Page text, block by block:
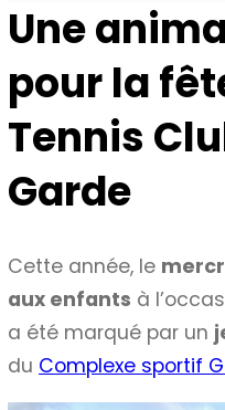
Une
pour la
Tennis
Garde
Cette année, le
aux enfants à
a été marqué par un
du Complexe sportif